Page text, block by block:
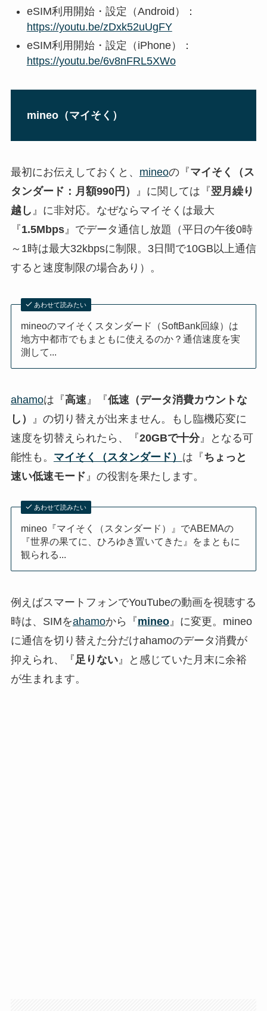
eSIM利用開始・設定（Android）：
https://youtu.be/zDxk52uUgFY
eSIM利用開始・設定（iPhone）：
https://youtu.be/6v8nFRL5XWo
mineo（マイそく）
最初にお伝えしておくと、 mineoの『マイそく（ス
タンダード：月額990円）
』に関しては『翌月繰り
越し 』に非対応。なぜならマイそくは最大
『1.5Mbps』でデータ通信し放題（平日の午後0時
～1時は最大32kbpsに制限。3日間で10GB以上通信
すると速度制限の場合あり）。
あわせて読みたい
mineoのマイそくスタンダード（SoftBank回線）は
地方中都市でもまともに使えるのか？通信速度を実
測して...
ahamoは『高速 』『低速（データ消費カウントな
し）
』の切り替えが出来ません。もし臨機応変に
速度を切替えられたら、『20GBで十分』となる可
能性も。 マイそく（スタンダード） は『ちょっと
速い低速モード 』の役割を果たします。
あわせて読みたい
mineo『マイそく（スタンダード）』でABEMAの
『世界の果てに、ひろゆき置いてきた』をまともに
観られる...
例えばスマートフォンでYouTubeの動画を視聴する
時は、SIMをahamoから『mineo』に変更。mineo
に通信を切り替えた分だけahamoのデータ消費が
抑えられ、『足りない』と感じていた月末に余裕
が生まれます。